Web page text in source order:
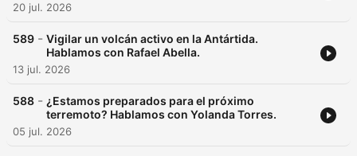
20 jul. 2026
589 - Vigilar un volcán activo en la Antártida.
Hablamos con Rafael Abella.
13 jul. 2026
588 - ¿Estamos preparados para el próximo
terremoto? Hablamos con Yolanda Torres.
05 jul. 2026